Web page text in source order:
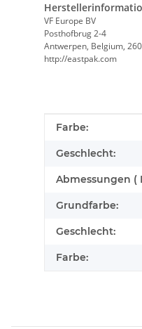
VF Europe BV
Posthofbrug 2-4
Antwerpen, Belgium,
http://eastpak.com
Wert
Farbe:
Geschlecht:
Abmessungen (
Grundfarbe:
Geschlecht:
Farbe: